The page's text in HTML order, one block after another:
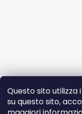
Questo sito utilizza
su questo sito,